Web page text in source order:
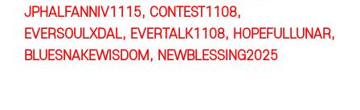
JPHALFANNIV1115, CONTEST1108,
EVERSOULXDAL, EVERTALK1108, HOPEFULLUNAR,
BLUESNAKEWISDOM, NEWBLESSING2025